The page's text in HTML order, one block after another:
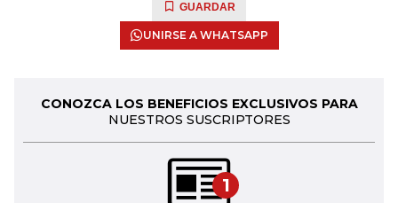
GUARDAR
UNIRSE A WHATSAPP
CONOZCA LOS BENEFICIOS EXCLUSIVOS PARA
NUESTROS SUSCRIPTORES
1